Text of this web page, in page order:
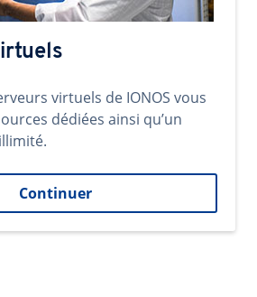
virtuels de IONOS vous
dédiées ainsi qu’un
Continuer